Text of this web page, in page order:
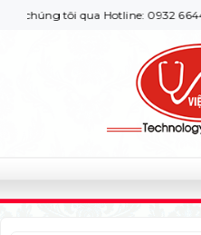
tôi qua Hotline: 0932 664422